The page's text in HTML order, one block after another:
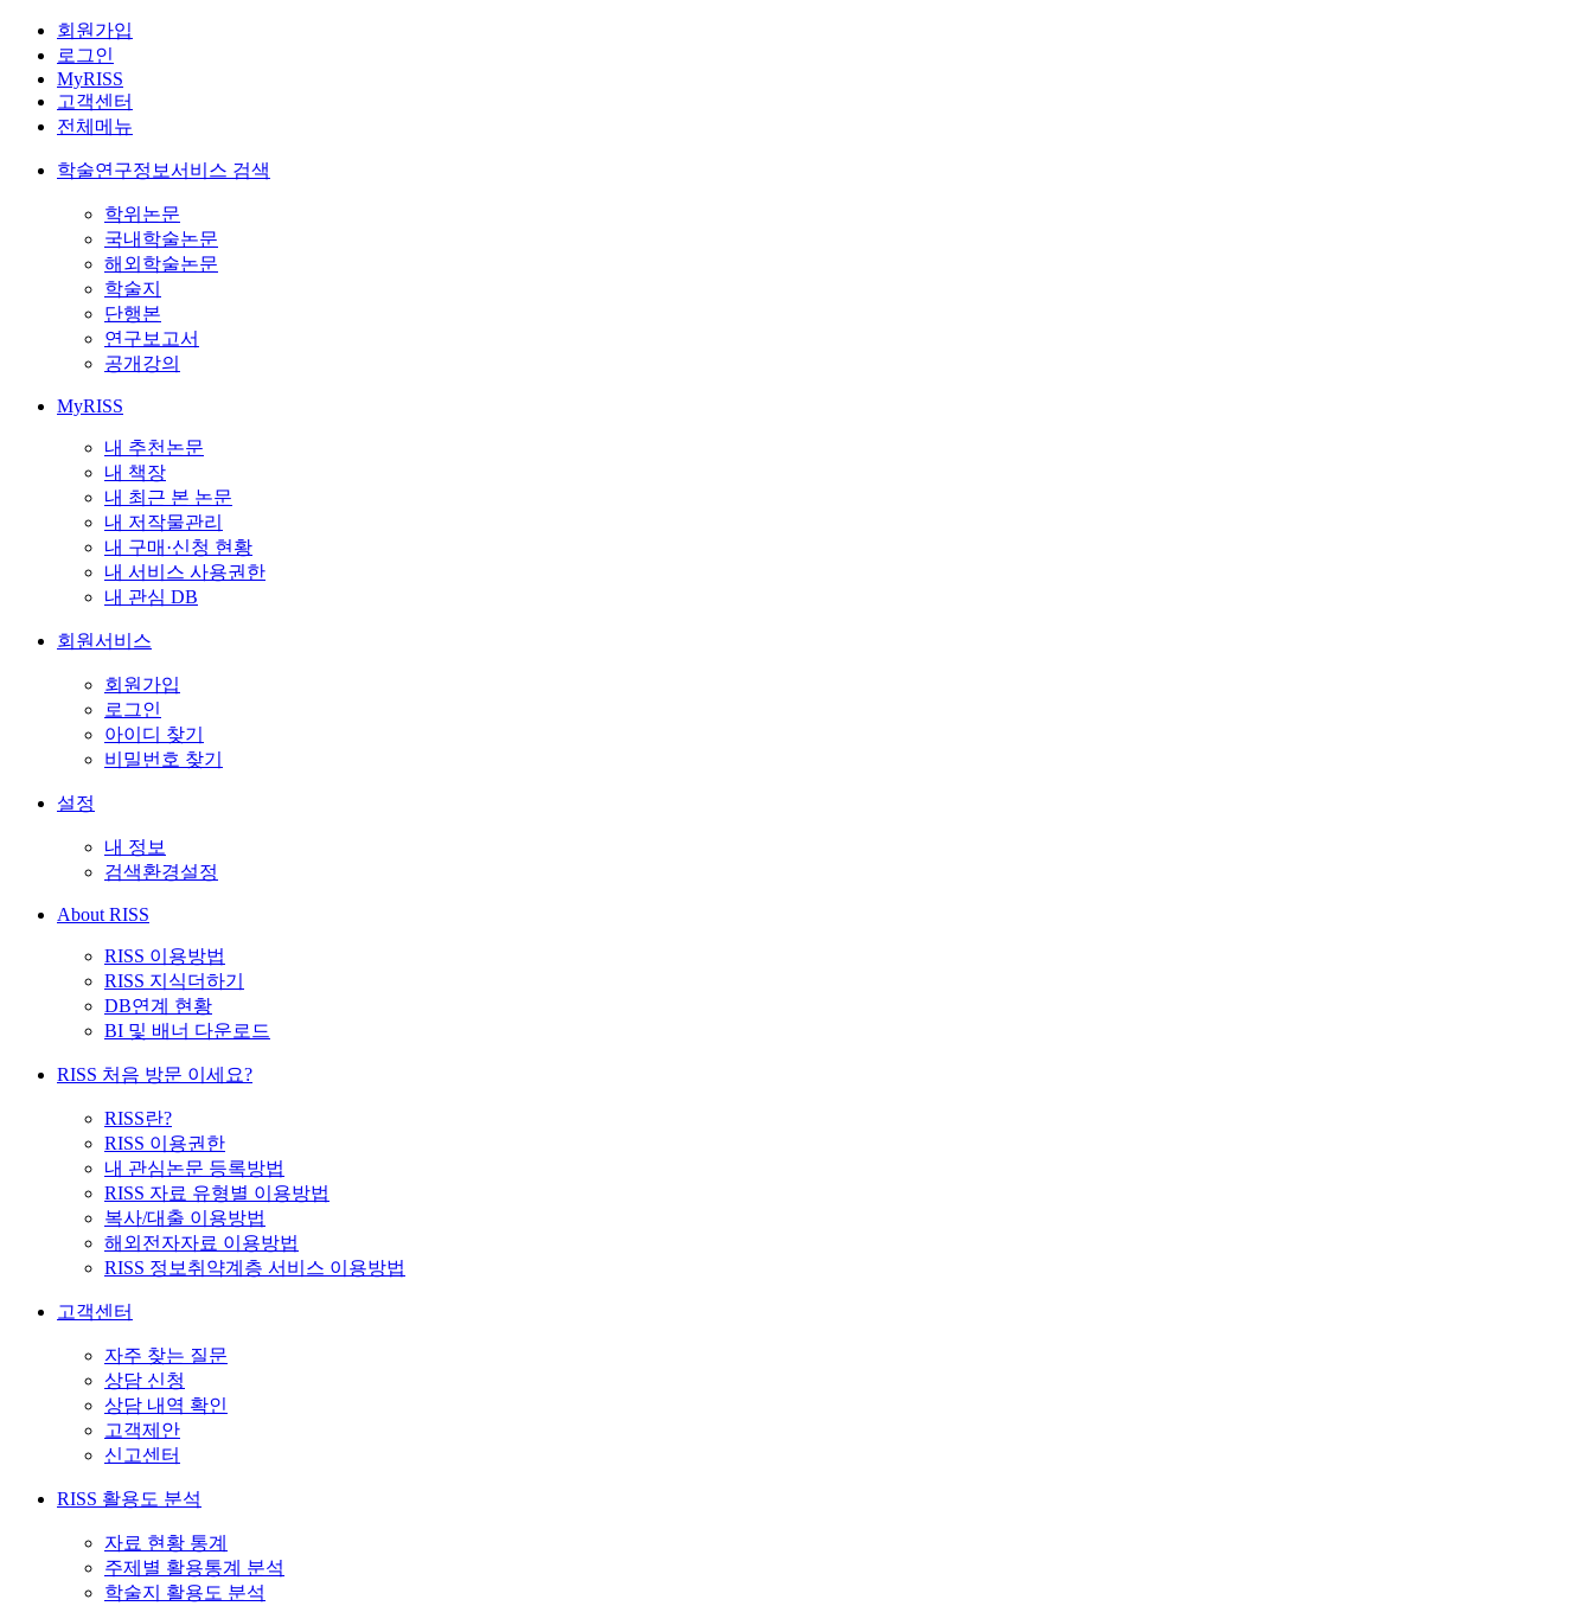
회원가입
로그인
MyRISS
고객센터
전체메뉴
학술연구정보서비스 검색
학위논문
국내학술논문
해외학술논문
학술지
단행본
연구보고서
공개강의
MyRISS
내 추천논문
내 책장
내 최근 본 논문
내 저작물관리
내 구매·신청 현황
내 서비스 사용권한
내 관심 DB
회원서비스
회원가입
로그인
아이디 찾기
비밀번호 찾기
설정
내 정보
검색환경설정
About RISS
RISS 이용방법
RISS 지식더하기
DB연계 현황
BI 및 배너 다운로드
RISS 처음 방문 이세요?
RISS란?
RISS 이용권한
내 관심논문 등록방법
RISS 자료 유형별 이용방법
복사/대출 이용방법
해외전자자료 이용방법
RISS 정보취약계층 서비스 이용방법
고객센터
자주 찾는 질문
상담 신청
상담 내역 확인
고객제안
신고센터
RISS 활용도 분석
자료 현황 통계
주제별 활용통계 분석
학술지 활용도 분석